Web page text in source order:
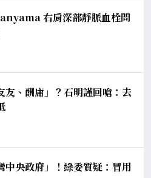
右肩深部靜脈血栓問
友、酬庸」？石明謹回嗆：去
中央政府」！綠委質疑：冒用